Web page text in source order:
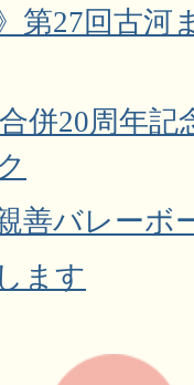
第27回古
併20周年
善バレーボ
ます